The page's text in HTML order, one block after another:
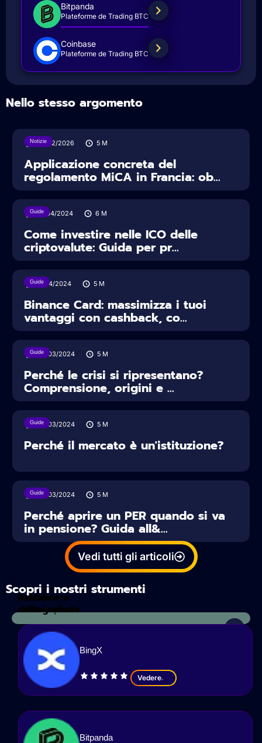
Bitpanda
Plateforme de Trading BTC
Coinbase
Plateforme de Trading BTC
Nello stesso argomento
Notizie
27/02/2026 5 M
Applicazione concreta del
regolamento MiCA in Francia: ob...
Guide12/04/2024 6 M
Come investire nelle ICO delle
criptovalute: Guida per pr...
Guide11/04/2024 5 M
Binance Card: massimizza i tuoi
vantaggi con cashback, co...
Guide30/03/2024 5 M
Perché le crisi si ripresentano?
Comprensione, origini e ...
Guide30/03/2024 5 M
Perché il mercato è un'istituzione?
Guide30/03/2024 5 M
Perché aprire un PER quando si va
in pensione? Guida all&...
Vedi tutti gli articoli
Scopri i nostri strumenti
Calcolatore
delle imposte
Analisi
crittografica
BingX
Vedere
Bitpanda